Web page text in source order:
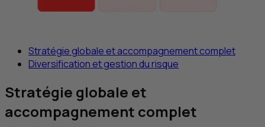
Stratégie globale et accompagnement complet
Diversification et gestion du risque
Stratégie globale et
accompagnement complet